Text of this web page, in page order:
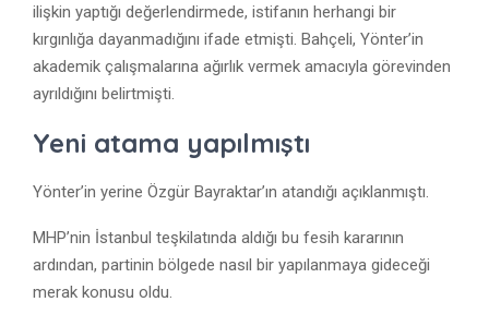
ilişkin yaptığı değerlendirmede, istifanın herhangi bir
kırgınlığa dayanmadığını ifade etmişti. Bahçeli, Yönter’in
akademik çalışmalarına ağırlık vermek amacıyla görevinden
ayrıldığını belirtmişti.
Yeni atama yapılmıştı
Yönter’in yerine Özgür Bayraktar’ın atandığı açıklanmıştı.
MHP’nin İstanbul teşkilatında aldığı bu fesih kararının
ardından, partinin bölgede nasıl bir yapılanmaya gideceği
merak konusu oldu.